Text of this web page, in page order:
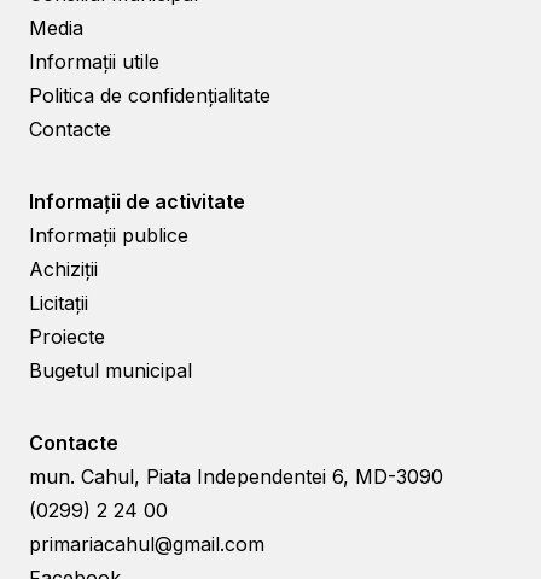
Media
Informații utile
Politica de confidențialitate
Contacte
Informații de activitate
Informații publice
Achiziții
Licitații
Proiecte
Bugetul municipal
Contacte
mun. Cahul, Piata Independentei 6, MD-3090
(0299) 2 24 00
primariacahul@gmail.com